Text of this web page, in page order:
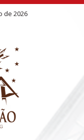
de 2026